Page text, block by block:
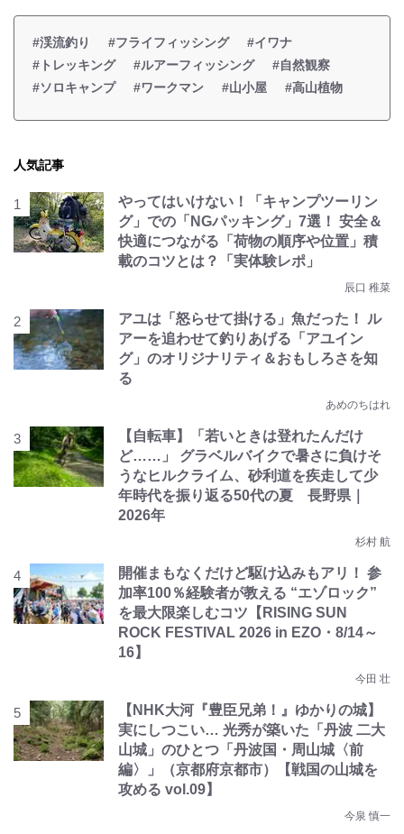
#渓流釣り #フライフィッシング
#イワナ
#トレッキング
#ルアーフィッシング
#自然観察
#ソロキャンプ
#ワークマン #山小屋 #高山植物
人気記事
やってはいけない！「キャンプツーリン
グ」での「NGパッキング」7選！ 安全＆
快適につながる「荷物の順序や位置」積
載のコツとは？「実体験レポ」
辰口 稚菜
アユは「怒らせて掛ける」魚だった！ ル
アーを追わせて釣りあげる「アユイン
グ」のオリジナリティ＆おもしろさを知
る
あめのちはれ
【自転車】「若いときは登れたんだけ
ど……」 グラベルバイクで暑さに負けそ
うなヒルクライム、砂利道を疾走して少
年時代を振り返る50代の夏 長野県｜
2026年
杉村 航
開催まもなくだけど駆け込みもアリ！ 参
加率100％経験者が教える “エゾロック”
を最大限楽しむコツ【RISING SUN
ROCK FESTIVAL 2026 in EZO・8/14～
16】
今田 壮
【NHK大河『豊臣兄弟！』ゆかりの城】
実にしつこい… 光秀が築いた「丹波 二大
山城」のひとつ「丹波国・周山城〈前
編〉」（京都府京都市）【戦国の山城を
攻める vol.09】
今泉 慎一